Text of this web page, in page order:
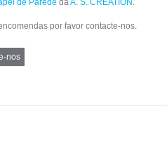
de Parede daA. S. CREATION .
por favor contacte-nos.
nos